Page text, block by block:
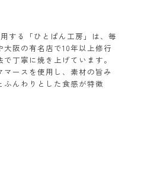
する「ひとぱん工房」は、毎
阪の有名店で10年以上修行
丁寧に焼き上げています。
ースを使用し、素材の旨み
んわりとした食感が特徴